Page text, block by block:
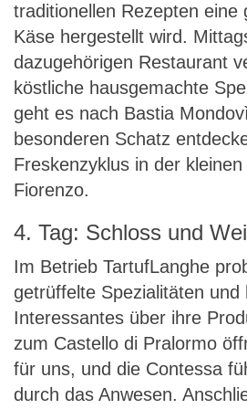
traditionellen Rezepten eine
Käse hergestellt wird.
dazugehörigen Restaurant
köstliche hausgemachte
geht es nach Bastia
besonderen Schatz
Freskenzyklus in der kleinen
Fiorenzo.
4. Tag: Schloss und
Im Betrieb TartufLanghe
getrüffelte Spezialitäten und
Interessantes über ihre
zum Castello di Pralormo
für uns, und die Contessa
durch das Anwesen.